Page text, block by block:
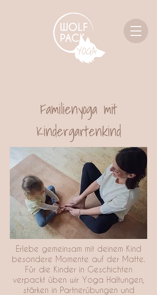
Familienyoga mit
Kindergartenkind
Erlebe gemeinsam mit deinem Kind
besondere Momente auf der Matte.
Für die Kinder in Geschichten
verpackt üben wir Yoga Haltungen,
stärken in Partnerübungen und